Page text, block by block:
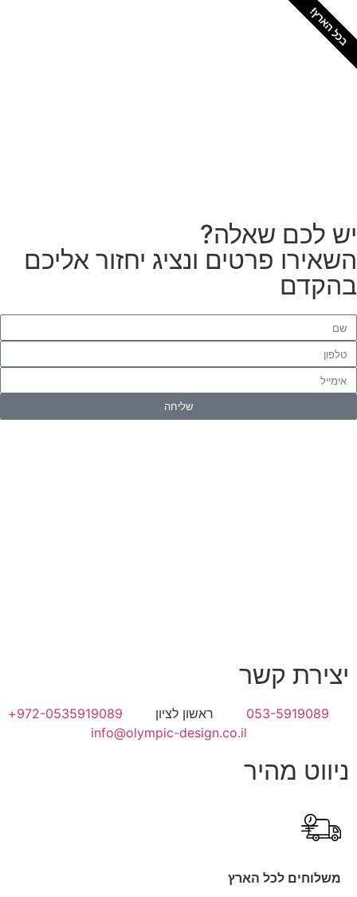
הארץ!
לכם שאלה?
פרטים ונציג יחזור אליכם
שליחה
ניווט מהיר
משלוחים לכל הארץ
יצירת קשר
053-5919089 ראשון לציון
972-0535919089+
info@olympic-design.co.il